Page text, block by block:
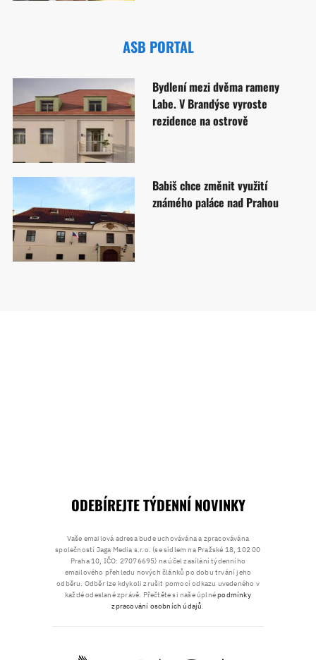
ASB PORTAL
Bydlení mezi dvěma rameny
Labe. V Brandýse vyroste
rezidence na ostrově
Babiš chce změnit využití
známého paláce nad Prahou
ODEBÍREJTE TÝDENNÍ NOVINKY
Vaše emailová adresa bude uchovávána a zpracovávána
společností Jaga Media s.r.o. (se sídlem na Pražské 18, 102 00
Praha 10, IČO: 27076695) na účel zasílání týdenního
emailového přehledu nových článků po dobu trvání jeho
odběru. Odběr lze kdykoli zrušit pomocí odkazu uvedeného v
každé odeslané zprávě. Přečtěte si naše úplnépodmínky
zpracování osobních údajů